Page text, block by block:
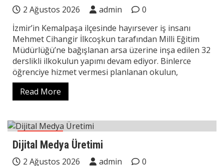
2 Ağustos 2026 admin
0
İzmir’in Kemalpaşa ilçesinde hayırsever iş insanı
Mehmet Cihangir İlkcoşkun tarafından Milli Eğitim
Müdürlüğü’ne bağışlanan arsa üzerine inşa edilen 32
derslikli ilkokulun yapımı devam ediyor. Binlerce
öğrenciye hizmet vermesi planlanan okulun,
Read More
Teknoloji
Dijital Medya Üretimi
2 Ağustos 2026 admin
0